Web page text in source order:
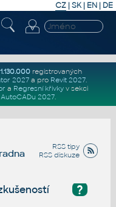
CZ | SK| EN | DE
1.130.000registrovaných
2027a pro Revit 2027.
a Regresní křivkyv sekci
2027.
RSS tipy
RSS diskuze
?